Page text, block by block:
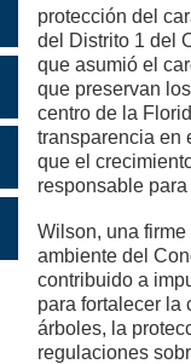
protección del
del Distrito 1 del
que asumió el
que preservan
centro de la
transparencia en
que el
responsable
Wilson, una
ambiente del
contribuido a
para fortalecer la
árboles, la
regulaciones